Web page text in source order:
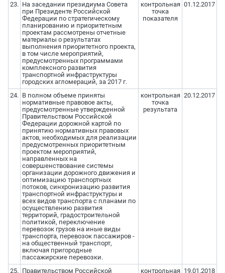
23. На заседании президиума Совета
при Президенте Российской
Федерации по стратегическому
планированию и приоритетным
проектам рассмотрены отчетные
материалы о результатах
выполнения приоритетного проекта,
в том числе мероприятий,
предусмотренных программами
комплексного развития
транспортной инфраструктуры
городских агломераций, за 2017 г.
контрольная
точка
показателя
01.12.2017
24. В полном объеме приняты
нормативные правовое акты,
предусмотренные утвержденной
Правительством Российской
Федерации дорожной картой по
принятию нормативных правовых
актов, необходимых для реализации
предусмотренных приоритетным
проектом мероприятий,
направленных на
совершенствование системы
организации дорожного движения и
оптимизацию транспортных
потоков, синхронизацию развития
транспортной инфраструктуры и
всех видов транспорта с планами по
осуществлению развития
территорий, градостроительной
политикой, переключение
перевозок грузов на иные виды
транспорта, перевозок пассажиров -
на общественный транспорт,
включая пригородные
пассажирские перевозки.
контрольная
точка
результата
20.12.2017
25. Правительством Российской контрольная 19.01.2018